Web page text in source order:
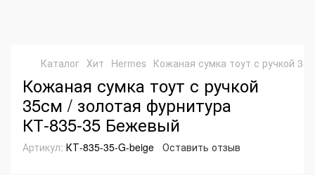
Каталог Хит Hermes Кожаная сумка тоут с ручкой
Кожаная сумка тоут с ручкой
35см / золотая фурнитура
КТ-835-35 Бежевый
Артикул: КТ-835-35-G-beige Оставить отзыв